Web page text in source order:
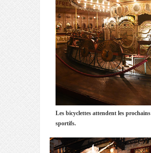
Les bicyclettes attendent les prochains
sportifs.